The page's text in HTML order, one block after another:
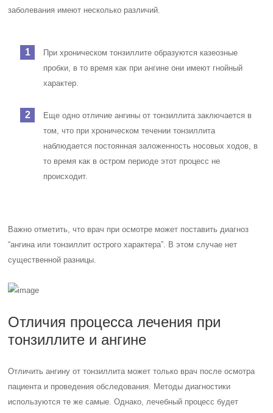
заболевания имеют несколько различий.
При хроническом тонзиллите образуются казеозные
пробки, в то время как при ангине они имеют гнойный
характер.
Еще одно отличие ангины от тонзиллита заключается в
том, что при хроническом течении тонзиллита
наблюдается постоянная заложенность носовых ходов, в
то время как в остром периоде этот процесс не
происходит.
Важно отметить, что врач при осмотре может поставить диагноз
“ангина или тонзиллит острого характера”. В этом случае нет
существенной разницы.
Отличия процесса лечения при
тонзиллите и ангине
Отличить ангину от тонзиллита может только врач после осмотра
пациента и проведения обследования. Методы диагностики
используются те же самые. Однако, лечебный процесс будет